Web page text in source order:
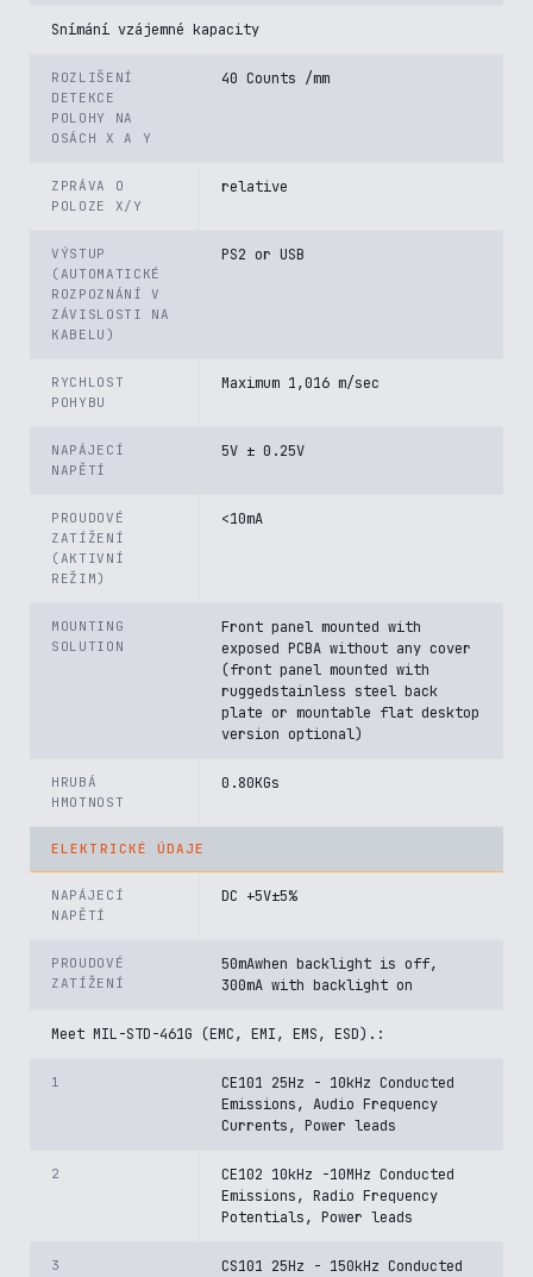
Snímání vzájemné kapacity
ROZLIŠENÍ
DETEKCE
POLOHY NA
OSÁCH X A Y
40 Counts /mm
ZPRÁVA O
POLOZE X/Y
relative
VÝSTUP
(AUTOMATICKÉ
ROZPOZNÁNÍ V
ZÁVISLOSTI NA
KABELU)
PS2 or USB
RYCHLOST
POHYBU
Maximum 1,016 m/sec
NAPÁJECÍ
NAPĚTÍ
5V ± 0.25V
PROUDOVÉ
ZATÍŽENÍ
(AKTIVNÍ
REŽIM)
<10mA
MOUNTING
SOLUTION
Front panel mounted with
exposed PCBA without any cover
(front panel mounted with
ruggedstainless steel back
plate or mountable flat desktop
version optional)
HRUBÁ
HMOTNOST
0.80KGs
ELEKTRICKÉ ÚDAJE
NAPÁJECÍ
NAPĚTÍ
DC +5V±5%
PROUDOVÉ
ZATÍŽENÍ
50mAwhen backlight is off,
300mA with backlight on
Meet MIL-STD-461G (EMC, EMI, EMS, ESD).:
1
CE101 25Hz - 10kHz Conducted
Emissions, Audio Frequency
Currents, Power leads
2
CE102 10kHz -10MHz Conducted
Emissions, Radio Frequency
Potentials, Power leads
3
CS101 25Hz - 150kHz Conducted